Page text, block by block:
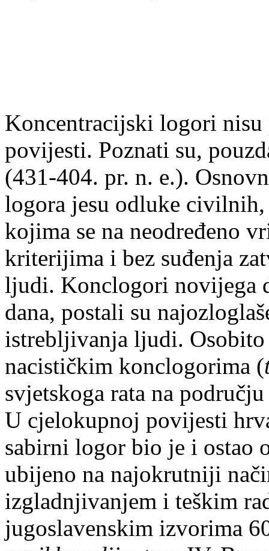
Koncentracijski logori nisu
povijesti. Poznati su,
(431-404. pr. n. e.).
logora jesu odluke
kojima se na neodređeno
kriterijima i bez suđenja
ljudi. Konclogori novijega
dana, postali su
istrebljivanja ljudi.
nacističkim konclogorima (
svjetskoga rata na
U cjelokupnoj povijesti
sabirni logor bio je i ostao
ubijeno na najokrutniji
izgladnjivanjem i teškim
jugoslavenskim izvorima